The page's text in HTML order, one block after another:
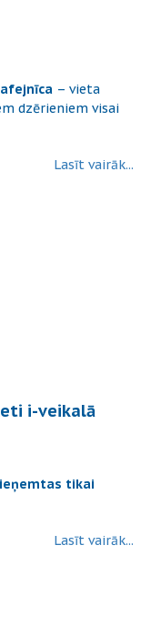
– vieta
dzērieniem visai
Lasīt vairāk...
i-veikalā
tikai
Lasīt vairāk...